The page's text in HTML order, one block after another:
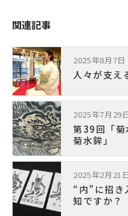
関連記事
2025年8月7日
人々が支え
2025年7月29
第39回「
菊水鉾」
2025年2月21
“内”に招き
知ですか？